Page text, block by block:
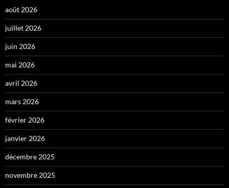
août 2026
juillet 2026
juin 2026
mai 2026
avril 2026
mars 2026
février 2026
janvier 2026
décembre 2025
novembre 2025